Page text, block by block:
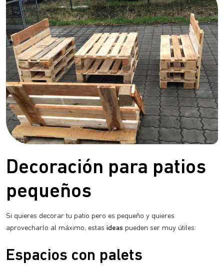
Decoración para patios
pequeños
Si quieres decorar tu patio pero es pequeño y quieres
aprovecharlo al máximo, estas ideas pueden ser muy útiles:
Espacios con palets